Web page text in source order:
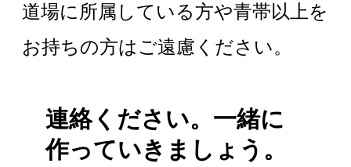
道場に所属している方や青帯以上を
お持ちの方はご遠慮ください。
連絡ください。一緒に
作っていきましょう。